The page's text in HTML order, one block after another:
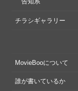
チラシギャラリー
MovieBooについて
誰が書いているか